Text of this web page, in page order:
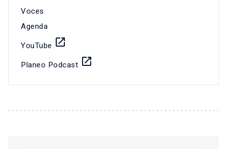
Voces
Agenda
YouTube launch
Planeo Podcast launch